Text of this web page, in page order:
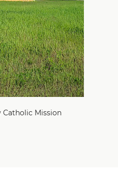
Catholic Mission